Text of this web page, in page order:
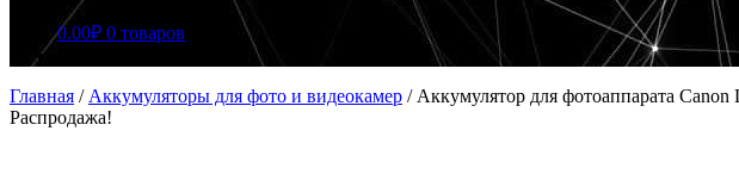
0.00₽ 0 товаров
Главная / Аккумуляторы для фото и видеокамер / Аккумулятор для фотоаппарата
Распродажа!